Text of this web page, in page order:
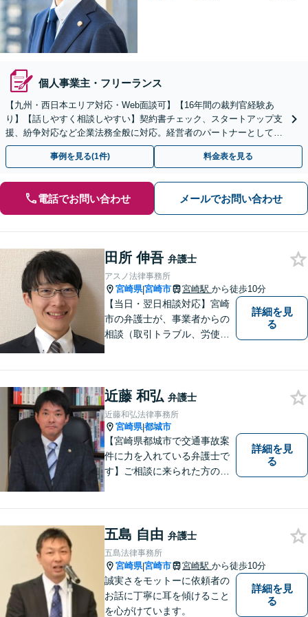
個人事業主・フリーランス
【九州・西日本エリア対応・Web面談可】【16年間の裁判官経験あ
り】【話しやすく相談しやすい】契約書チェック、スタートアップ支
援、紛争対応など企業法務全般に対応。経営者のパートナーとして伴
走し、依頼者さまのビジネスをサポートします！
事例を見る(1件) 料金表を見る
電話でお問い合わせ メールでお問い合わせ
田所 伸吾 弁護士
アスノ法律事務所
宮崎県|宮崎市 宮崎駅 から徒歩10分
【当日・翌日相談対応】宮崎
市の弁護士が、事業者からの
相談（取引トラブル、労使関
受けします。
詳細を見
る
近藤 和弘 弁護士
近藤和弘法律事務所
宮崎県|都城市
【宮崎県都城市で交通事故案
件に力を入れている弁護士で
す】ご相談に来られた方の話
は，依頼者が希望されるベス
トな解決に至るよう最善を尽
くします。お気軽にご相談く
ださい。
詳細を見
る
五島 自由 弁護士
五島法律事務所
宮崎県|宮崎市 宮崎駅 から徒歩10分
誠実さをモットーに依頼者の
お話に丁寧に耳を傾けること
を心がけています。
詳細を見
る